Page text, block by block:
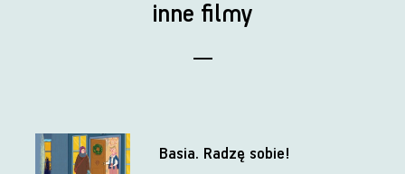
inne filmy
Basia. Radzę sobie!